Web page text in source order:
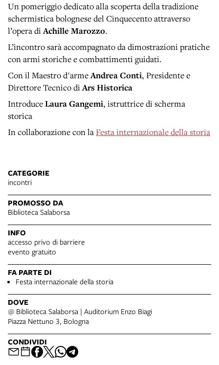
Un pomeriggio dedicato alla scoperta della tradizione
schermistica bolognese del Cinquecento attraverso
l’opera diAchille Marozzo.
L’incontro sarà accompagnato da dimostrazioni pratiche
con armi storiche e combattimenti guidati.
Con il Maestro d'armeAndrea Conti, Presidente e
Direttore Tecnico diArs Historica
IntroduceLaura Gangemi, istruttrice di scherma
storica
In collaborazione con laFesta internazionale della storia
CATEGORIE
incontri
PROMOSSO DA
Biblioteca Salaborsa
INFO
accesso privo di barriere
evento gratuito
FA PARTE DI
Festa internazionale della storia
DOVE
@ Biblioteca Salaborsa | Auditorium Enzo Biagi
Piazza Nettuno 3, Bologna
CONDIVIDI